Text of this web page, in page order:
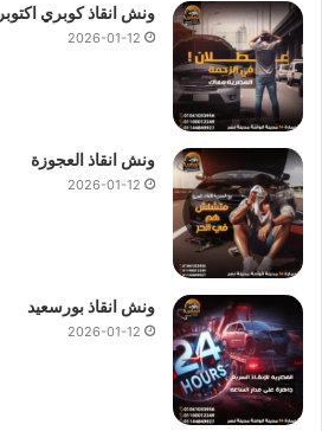
ونش انقاذ كوبري اكتوبر
2026-01-12
ونش انقاذ العجوزة
2026-01-12
ونش انقاذ بورسعيد
2026-01-12